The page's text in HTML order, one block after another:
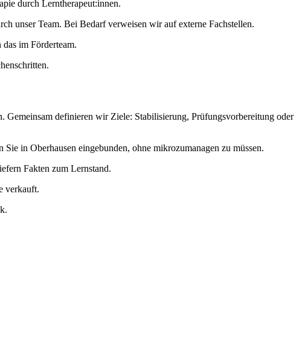
durch Lerntherapeut:innen.
unser Team. Bei Bedarf verweisen wir auf externe Fachstellen.
im Förderteam.
definieren wir Ziele: Stabilisierung, Prüfungsvorbereitung oder
in Oberhausen eingebunden, ohne mikrozumanagen zu müssen.
Fakten zum Lernstand.
verkauft.